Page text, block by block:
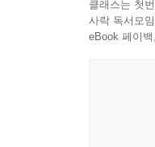
보기 어려
클래스는 첫
사락 독서모
eBook 페이